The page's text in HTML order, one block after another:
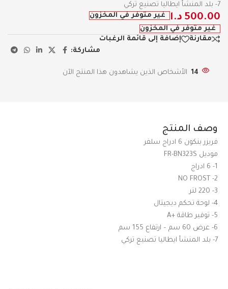
7- بلد المنشأ ايطاليا تصنيع تركي
500.00 د.ا
غير متوفر في المخزون
غير متوفر في المخزون
مقارنة
إضافة إلى قائمة الرغبات
مشاركة:
14 الأشخاص الذين يشاهدون هذا المنتج الآن
وصف المنتج
فريزر بنكون 6 ادراج سلفر
موديل FR-BN323S
1- 6 ادراج
2- NO FROST
3- 220 لتر
4- لوحة تحكم ديجيتال
5- توفير طاقة +A
6- عرض 60 سم – ارتفاع 155 سم
7- بلد المنشأ ايطاليا تصنيع تركي